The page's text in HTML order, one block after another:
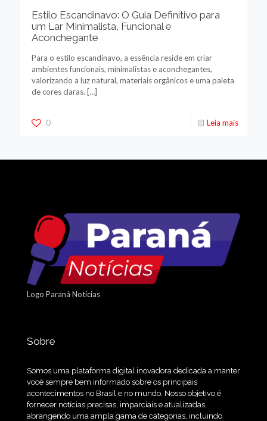
Estilo Escandinavo: O Guia Definitivo para
um Lar Minimalista, Funcional e
Aconchegante
Para o estilo escandinavo, a essência reside em criar
ambientes funcionais, minimalistas e aconchegantes,
valorizando a luz natural, materiais orgânicos e uma paleta
de cores claras. […]
0 Leia mais
Logo Paraná Notícias
Sobre
Somos uma plataforma digital inovadora dedicada a manter
você sempre bem informado sobre os principais
acontecimentos no Brasil e no mundo. Nosso objetivo é
fornecer notícias precisas, imparciais e atualizadas,
abrangendo uma ampla gama de categorias, incluindo